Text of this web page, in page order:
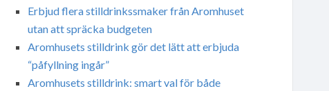
Erbjud flera stilldrinkssmaker från Aromhuset
utan att spräcka budgeten
Aromhusets stilldrink gör det lätt att erbjuda
“påfyllning ingår”
Aromhusets stilldrink: smart val för både